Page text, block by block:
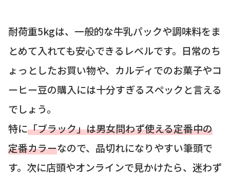
耐荷重5kgは、一般的な牛乳パックや調味料をま
とめて入れても安心できるレベルです。日常のち
ょっとしたお買い物や、カルディでのお菓子やコ
ーヒー豆の購入には十分すぎるスペックと言える
でしょう。
特に「ブラック」は男女問わず使える定番中の
定番カラーなので、品切れになりやすい筆頭で
す。次に店頭やオンラインで見かけたら、迷わず